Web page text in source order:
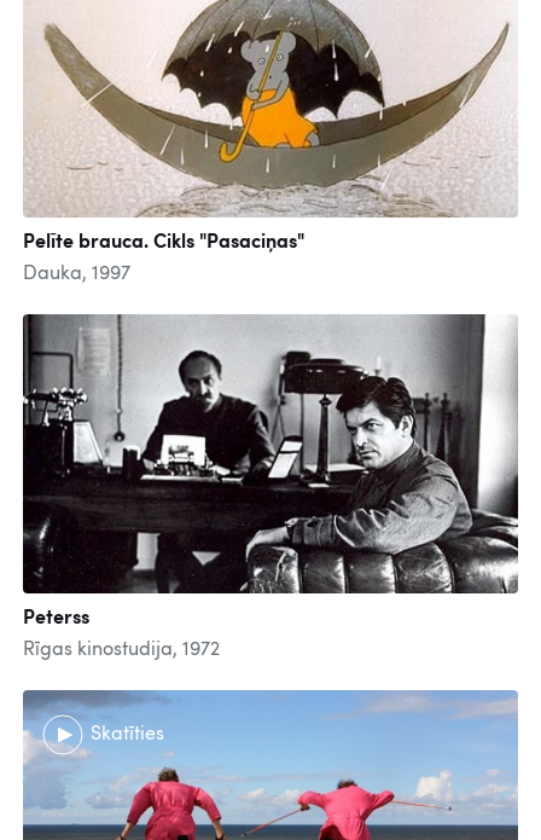
Pelīte brauca. Cikls "Pasaciņas"
Dauka, 1997
Peterss
Rīgas kinostudija, 1972
Skatīties